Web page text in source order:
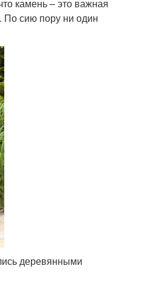
камень – это важная
По сию пору ни один
деревянными